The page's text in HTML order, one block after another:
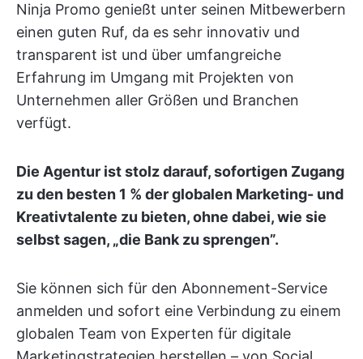
Ninja Promo genießt unter seinen Mitbewerbern
einen guten Ruf, da es sehr innovativ und
transparent ist und über umfangreiche
Erfahrung im Umgang mit Projekten von
Unternehmen aller Größen und Branchen
verfügt.
Die Agentur ist stolz darauf, sofortigen Zugang
zu den besten 1 % der globalen Marketing- und
Kreativtalente zu bieten, ohne dabei, wie sie
selbst sagen, „die Bank zu sprengen”.
Sie können sich für den Abonnement-Service
anmelden und sofort eine Verbindung zu einem
globalen Team von Experten für digitale